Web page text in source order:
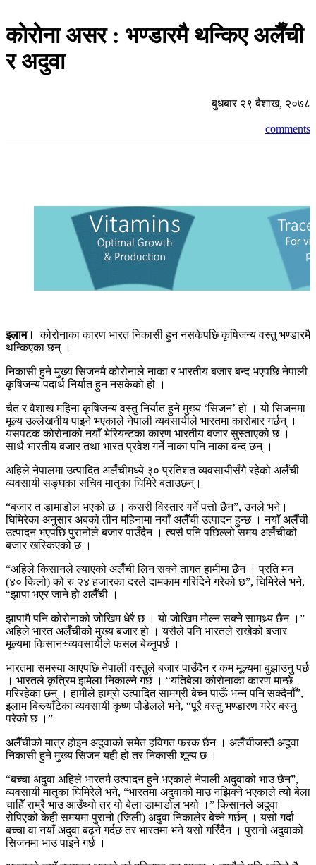
कोरोना असर : भण्डारमै थन्किए अलैँची
र अदुवा
बुधबार २९ बैशाख, २०७८
comments
इलाम। कोरोनाका कारण भारत निकासी हुन नसकेपछि कृषिजन्य वस्तु भण्डारमै
थन्किएका छन् ।
निकासी हुने मुख्य सिजनमै कोरोनाले नाका र भारतीय बजार बन्द भएपछि नेपाली
कृषिजन्य पदार्थ निर्यात हुन नसकेको हो ।
चैत र वैशाख महिना कृषिजन्य वस्तु निर्यात हुने मुख्य ‘सिजन’ हो । यो सिजनमा
मूल्य उल्लेखनीय पाइने भएकाले नेपाली व्यवसायीले भारतमा कारोबार गर्छन् ।
यसपटक कोरोनाको नयाँ भेरियन्टका कारण भारतीय बजार सुस्ताएको छ ।
साथै भारतीय बजार तथा भारत प्रवेश गर्ने नाका पनि नाका बन्द छन् ।
अहिले नेपालमा उत्पादित अलैँचीमध्ये ३० प्रतिशत व्यवसायीसँगै रहेको अलैँची
व्यवसायी सङ्घका सचिव मातृका घिमिरे बताउछन्।
“बजार त डामाडोल भएको छ । कसरी विस्तार गर्ने पत्तो छैन”, उनले भने।
घिमिरेका अनुसार अबको तीन महिनामा नयाँ अलैँची उत्पादन हुन्छ । नयाँ अलैँची
उत्पादन भएपछि पुरानोले बजार पाउँदैन । त्यसै पनि पछिल्लो समय अलैँचीको
बजार खस्किएको छ ।
“अहिले किसानले ल्याएको अलैँची लिन सक्ने तागत हामीमा छैन । प्रति मन
(४० किलो) को रु २४ हजारका दरले दामकाम गरिदिने गरेको छ”, घिमिरेले भने,
“झापा भएर जाने हो अलैँची ।
झापामै पनि कोरोनाको जोखिम धेरै छ । यो जोखिम मोल्न सक्ने सामथ्र्य छैन ।”
अहिले भारत अलैँचीको मुख्य बजार हो । यसैले पनि भारतले राखेको बजार
मूल्यमा किसान÷व्यवसायीले फसल बेच्नुपर्छ ।
भारतमा समस्या आएपछि नेपाली वस्तुले बजार पाउँदैन र कम मूल्यमा बुझाउनु पर्छ
। भारतले कृत्रिम झमेला निकाल्ने गर्छ । “यतिबेला कोरोनाका कारण मान्छे
मरिरहेका छन् । हामीले हाम्रो उत्पादित सामग्री बेच्न पाऊँ भन्न पनि सक्दैनौँ”,
इलाम बिब्ल्याँटेका व्यवसायी कृष्ण पौडेलले भने, “पूरै वस्तु भण्डारण गरेर बस्नु
परेको छ ।”
अलैँचीको मात्र होइन अदुवाको समेत हविगत फरक छैन । अलैँचीजस्तै अदुवा
निकासी हुने मुख्य सिजन यही हो तर निकासी शून्य छ ।
“बच्चा अदुवा अहिले भारतमै उत्पादन हुने भएकाले नेपाली अदुवाको भाउ छैन”,
व्यवसायी मातृका घिमिरेले भने, “भारतमा अदुवाको माउ नझिक्ने भएकाले त्यो बेला
चाहिँ राम्रै भाउ आउँथ्यो तर यो बेला डामाडोल भयो ।” किसानले अदुवा
रोपिएको केही समयमा पुरानो (जिली) अदुवा निकालेर बेच्ने गर्छन् । यसो गर्दा
बच्चा वा नयाँ अदुवा बढ्ने गर्दछ तर भारतमा भने यसो गरिँदैन । पुरानो अदुवाको
सिजनमा भाउ पाइने गर्छ ।